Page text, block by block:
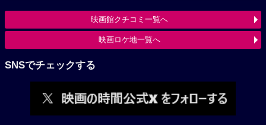
映画館クチコミ一覧へ
映画ロケ地一覧へ
SNSでチェックする